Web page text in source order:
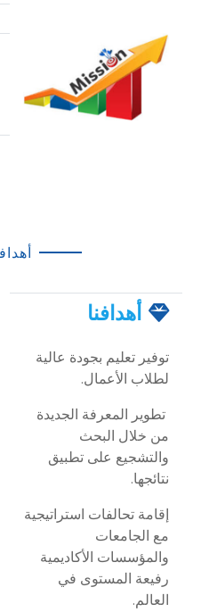
أهدافنا
توفير تعليم بجودة عالية
لطلاب الأعمال.
تطوير المعرفة الجديدة
من خلال البحث
والتشجيع على تطبيق
نتائجها.
إقامة تحالفات استراتيجية
مع الجامعات
والمؤسسات الأكاديمية
رفيعة المستوى في
العالم.